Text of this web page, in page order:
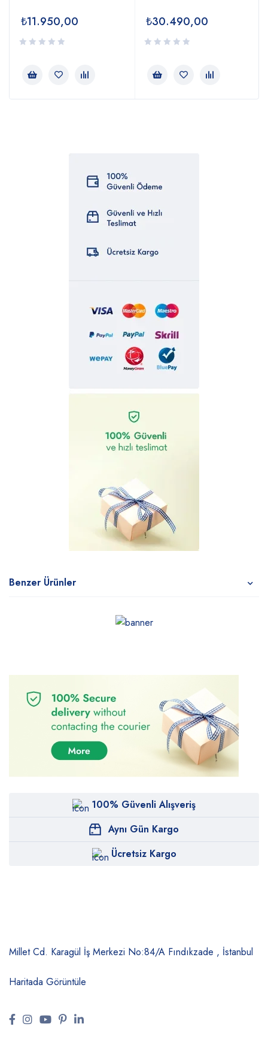
₺11.950,00 ₺30.490,00
Benzer Ürünler
100% Güvenli Alışveriş
Aynı Gün Kargo
Ücretsiz Kargo
Millet Cd. Karagül İş Merkezi No:84/A Fındıkzade , İstanbul
Haritada Görüntüle